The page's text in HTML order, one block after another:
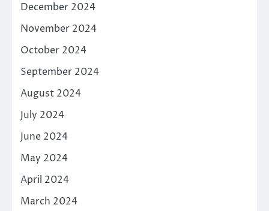
December 2024
November 2024
October 2024
September 2024
August 2024
July 2024
June 2024
May 2024
April 2024
March 2024